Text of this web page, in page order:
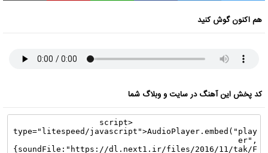
هم اکنون گوش کنید
کد پخش این آهنگ در سایت و وبلاگ شما